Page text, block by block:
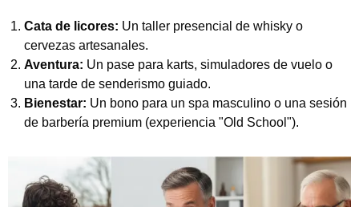
Cata de licores: Un taller presencial de whisky o
cervezas artesanales.
Aventura: Un pase para karts, simuladores de vuelo o
una tarde de senderismo guiado.
Bienestar: Un bono para un spa masculino o una sesión
de barbería premium (experiencia "Old School").